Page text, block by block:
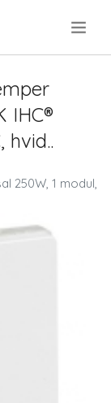
IHC®
hvid..
250W, 1 modul,